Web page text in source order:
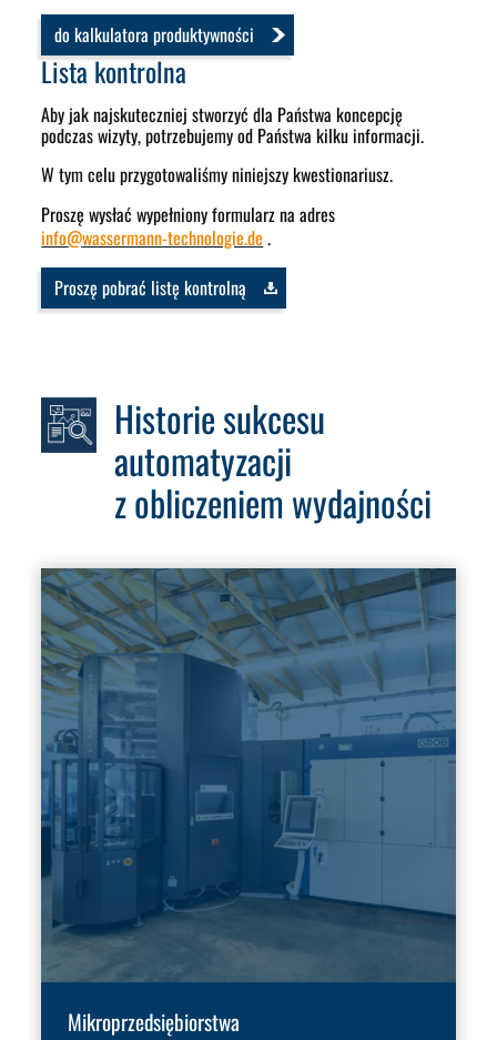
do kalkulatora produktywności
Lista kontrolna
Aby jak najskuteczniej stworzyć dla Państwa koncepcję
podczas wizyty, potrzebujemy od Państwa kilku informacji.
W tym celu przygotowaliśmy niniejszy kwestionariusz.
Proszę wysłać wypełniony formularz na adres
info@wassermann-technologie.de .
Proszę pobrać listę kontrolną
Historie sukcesu
automatyzacji
z obliczeniem wydajności
Mikroprzedsiębiorstwa